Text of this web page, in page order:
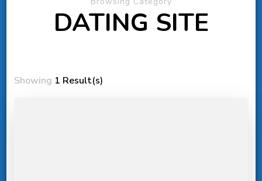
DATING SITE
Showing 1 Result(s)